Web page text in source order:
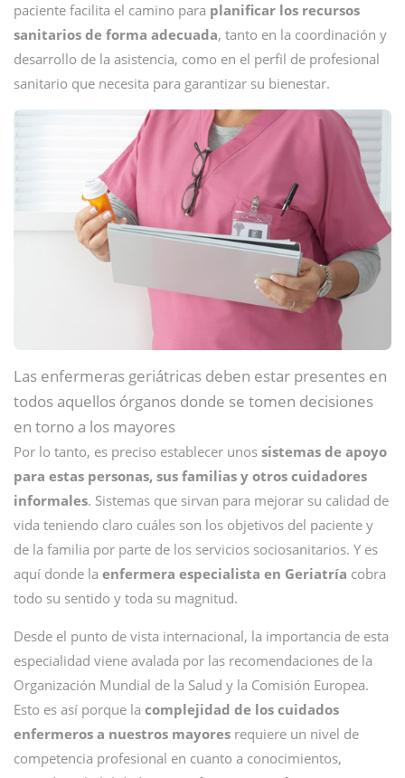
paciente facilita el camino para planificar los recursos
sanitarios de forma adecuada, tanto en la coordinación y
desarrollo de la asistencia, como en el perfil de profesional
sanitario que necesita para garantizar su bienestar.
Las enfermeras geriátricas deben estar presentes en
todos aquellos órganos donde se tomen decisiones
en torno a los mayores
Por lo tanto, es preciso establecer unos sistemas de apoyo
para estas personas, sus familias y otros cuidadores
informales. Sistemas que sirvan para mejorar su calidad de
vida teniendo claro cuáles son los objetivos del paciente y
de la familia por parte de los servicios sociosanitarios. Y es
aquí donde la enfermera especialista en Geriatría cobra
todo su sentido y toda su magnitud.
Desde el punto de vista internacional, la importancia de esta
especialidad viene avalada por las recomendaciones de la
Organización Mundial de la Salud y la Comisión Europea.
Esto es así porque la complejidad de los cuidados
enfermeros a nuestros mayores requiere un nivel de
competencia profesional en cuanto a conocimientos,